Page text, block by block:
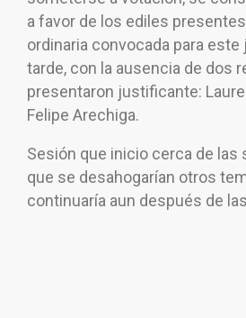
a favor de los ediles
ordinaria convocada para este
tarde, con la ausencia de dos
presentaron justificante:
Felipe Arechiga.
Sesión que inicio cerca de las
que se desahogarían otros
continuaría aun después de